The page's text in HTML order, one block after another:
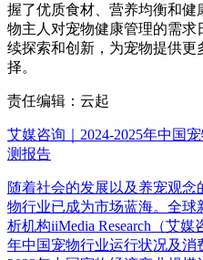
握了优质食材、营养均衡和
物主人对宠物健康管理的需
续探索和创新，为宠物提供
择。
责任编辑：云起
艾媒咨询｜2024-2025年中国
测报告
随着社会的发展以及养宠观
物行业已成为市场蓝海。全
析机构iiMedia Research（艾
年中国宠物行业运行状况及消